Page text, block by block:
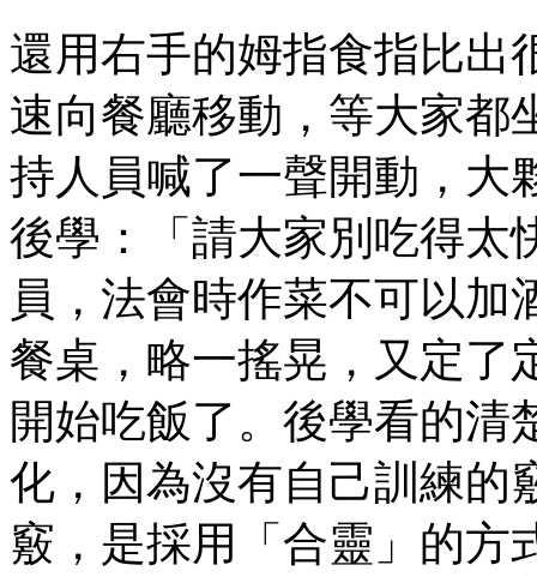
還用右手的姆指食指比出
速向餐廳移動，等大家都
持人員喊了一聲開動，大
後學：「請大家別吃得太
員，法會時作菜不可以加
餐桌，略一搖晃，又定了
開始吃飯了。後學看的清
化，因為沒有自己訓練的
竅，是採用「合靈」的方